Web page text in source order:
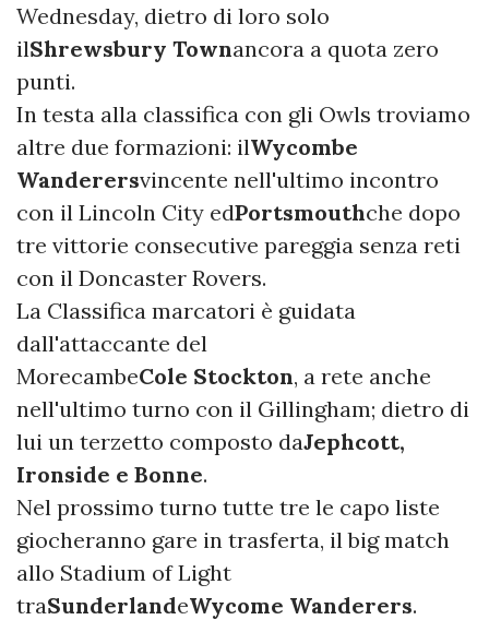
Wednesday, dietro di loro solo
ilShrewsbury Townancora a quota zero
punti.
In testa alla classifica con gli Owls troviamo
altre due formazioni: ilWycombe
Wanderersvincente nell'ultimo incontro
con il Lincoln City edPortsmouthche dopo
tre vittorie consecutive pareggia senza reti
con il Doncaster Rovers.
La Classifica marcatori è guidata
dall'attaccante del
MorecambeCole Stockton, a rete anche
nell'ultimo turno con il Gillingham; dietro di
lui un terzetto composto daJephcott,
Ironside e Bonne.
Nel prossimo turno tutte tre le capo liste
giocheranno gare in trasferta, il big match
allo Stadium of Light
traSunderlandeWycome Wanderers.